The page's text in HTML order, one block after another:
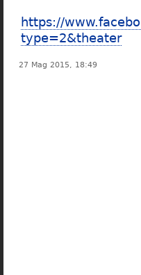
https://
type=2&theater
27 Mag 2015, 18:49